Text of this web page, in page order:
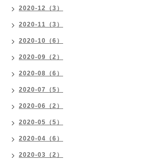
2020-12（3）
2020-11（3）
2020-10（6）
2020-09（2）
2020-08（6）
2020-07（5）
2020-06（2）
2020-05（5）
2020-04（6）
2020-03（2）